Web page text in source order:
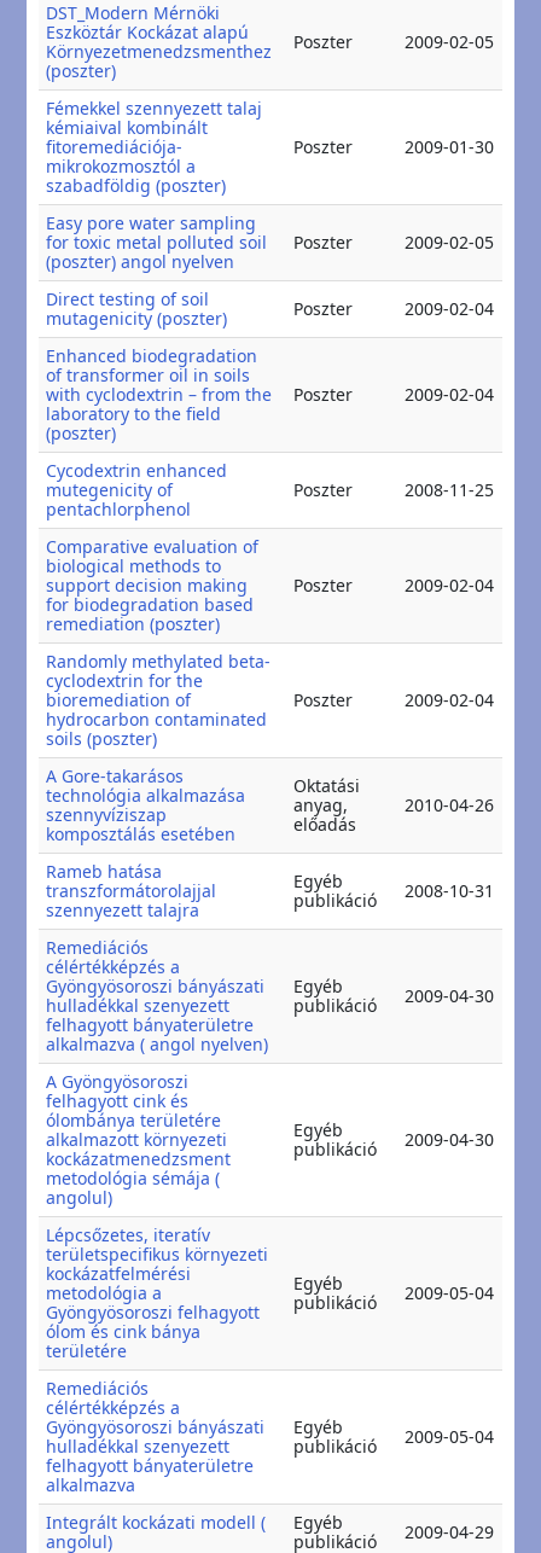
DST_Modern Mérnöki
Eszköztár Kockázat alapú
Környezetmenedzsmenthez
(poszter)
Poszter 2009-02-05
Fémekkel szennyezett talaj
kémiaival kombinált
fitoremediációja-
mikrokozmosztól a
szabadföldig (poszter)
Poszter 2009-01-30
Easy pore water sampling
for toxic metal polluted soil
(poszter) angol nyelven
Poszter 2009-02-05
Direct testing of soil
mutagenicity (poszter)
Poszter 2009-02-04
Enhanced biodegradation
of transformer oil in soils
with cyclodextrin – from the
laboratory to the field
(poszter)
Poszter 2009-02-04
Cycodextrin enhanced
mutegenicity of
pentachlorphenol
Poszter 2008-11-25
Comparative evaluation of
biological methods to
support decision making
for biodegradation based
remediation (poszter)
Poszter 2009-02-04
Randomly methylated beta-
cyclodextrin for the
bioremediation of
hydrocarbon contaminated
soils (poszter)
Poszter 2009-02-04
A Gore-takarásos
technológia alkalmazása
szennyvíziszap
komposztálás esetében
Oktatási
anyag,
előadás
2010-04-26
Rameb hatása
transzformátorolajjal
szennyezett talajra
Egyéb
publikáció
2008-10-31
Remediációs
célértékképzés a
Gyöngyösoroszi bányászati
hulladékkal szenyezett
felhagyott bányaterületre
alkalmazva ( angol nyelven)
Egyéb
publikáció
2009-04-30
A Gyöngyösoroszi
felhagyott cink és
ólombánya területére
alkalmazott környezeti
kockázatmenedzsment
metodológia sémája (
angolul)
Egyéb
publikáció
2009-04-30
Lépcsőzetes, iteratív
területspecifikus környezeti
kockázatfelmérési
metodológia a
Gyöngyösoroszi felhagyott
ólom és cink bánya
területére
Egyéb
publikáció
2009-05-04
Remediációs
célértékképzés a
Gyöngyösoroszi bányászati
hulladékkal szenyezett
felhagyott bányaterületre
alkalmazva
Egyéb
publikáció
2009-05-04
Integrált kockázati modell (
angolul)
Egyéb
publikáció
2009-04-29